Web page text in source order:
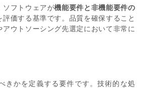
ソフトウェアが機能要件と非機能要件の
価する基準です。品質を確保すること
ウトソーシング先選定において非常に
きかを定義する要件です。技術的な処